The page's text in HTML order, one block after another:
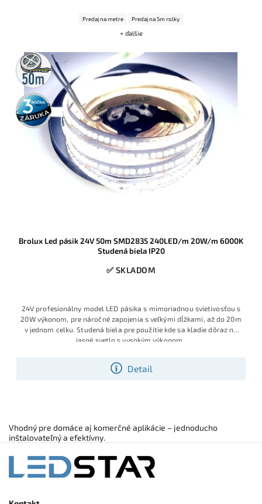
Predaj na metre Predaj na 5m rolky
+ ďalšie
50m
rolka
3 roky
záruka
Brolux Led pásik 24V 50m SMD2835 240LED/m 20W/m 6000K
Studená biela IP20
✅ SKLADOM
Detail
24V profesionálny model LED pásika s mimoriadnou svietivosťou s
20W výkonom, pre náročné zapojenia s veľkými dĺžkami, až do 20m
v jednom celku. Studená biela pre použitie kde sa kladie dôraz na
jasné svetlo s vysokým výkonom.
Vhodný pre domáce aj komerčné aplikácie – jednoducho
inštalovateľný a efektívny.